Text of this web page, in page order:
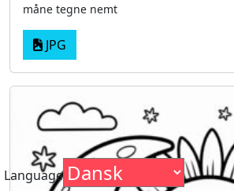
måne tegne nemt
JPG
Language